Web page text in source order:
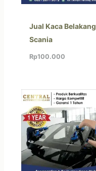
Jual Kaca Belakang
Scania
Rp100.000